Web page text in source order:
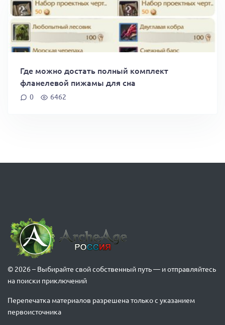
Где можно достать полный комплект
фланелевой пижамы для сна
0 6462
© 2026 – Выбирайте свой собственный путь — и отправляйтесь
на поиски приключений
Перепечатка материалов разрешена только с указанием
первоисточника